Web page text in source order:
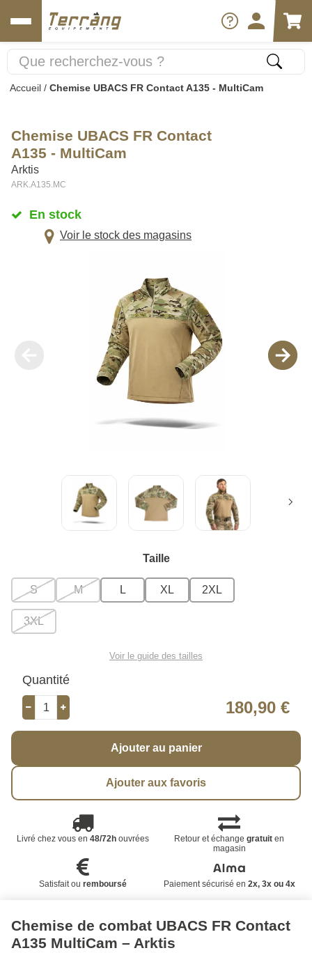
Accueil / Chemise UBACS FR Contact A135 - MultiCam
Chemise UBACS FR Contact
A135 - MultiCam
Arktis
ARK.A135.MC
En stock
Voir le stock des magasins
Taille
S M L XL 2XL
3XL
Voir le guide des tailles
Quantité
180,90 €
Ajouter au panier
Ajouter aux favoris
Livré chez vous en 48/72houvrées Retour et échangegratuit en
magasin
Satisfait ou remboursé Paiement sécurisé en 2x, 3x ou 4x
Chemise de combat UBACS FR Contact
A135 MultiCam – Arktis